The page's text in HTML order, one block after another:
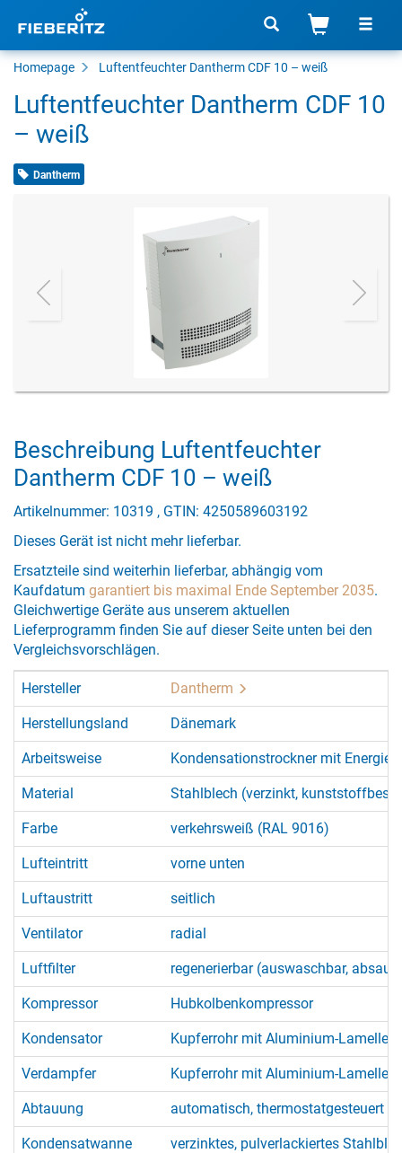
Homepage Luftentfeuchter Dantherm CDF 10 – weiß
Luftentfeuchter Dantherm CDF 10
– weiß
Dantherm
Beschreibung Luftentfeuchter
Dantherm CDF 10 – weiß
Artikelnummer: 10319 , GTIN: 4250589603192
Dieses Gerät ist nicht mehr lieferbar.
Ersatzteile sind weiterhin lieferbar, abhängig vom
Kaufdatum garantiert bis maximal Ende September 2035.
Gleichwertige Geräte aus unserem aktuellen
Lieferprogramm finden Sie auf dieser Seite unten bei den
Vergleichsvorschlägen.
Hersteller Dantherm
Herstellungsland Dänemark
Arbeitsweise Kondensationstrockner mit
Material Stahlblech (verzinkt,
Farbe verkehrsweiß (RAL 9016)
Lufteintritt vorne unten
Luftaustritt seitlich
Ventilator radial
Luftfilter regenerierbar (auswaschbar,
Kompressor Hubkolbenkompressor
Kondensator Kupferrohr mit Aluminium-
Verdampfer Kupferrohr mit Aluminium-
Abtauung automatisch, thermostatgesteuert
Kondensatwanne verzinktes, pulverlackiertes